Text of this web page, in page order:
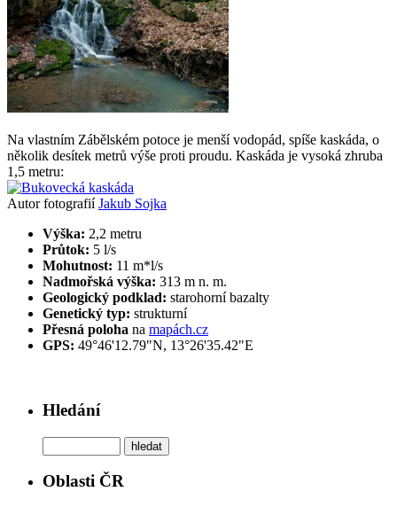
Na vlastním Zábělském potoce je menší vodopád, spíše kaskáda, o
několik desítek metrů výše proti proudu. Kaskáda je vysoká zhruba
1,5 metru:
Autor fotografiíJakub Sojka
Výška: 2,2 metru
Průtok: 5 l/s
Mohutnost: 11 m*l/s
Nadmořská výška: 313 m n. m.
Geologický podklad: starohorní bazalty
Genetický typ: strukturní
Přesná poloha na mapách.cz
GPS: 49°46'12.79"N, 13°26'35.42"E
Hledání
Oblasti ČR